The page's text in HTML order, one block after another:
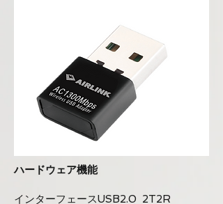
ハードウェア機能
インターフェースUSB2.0 2T2R